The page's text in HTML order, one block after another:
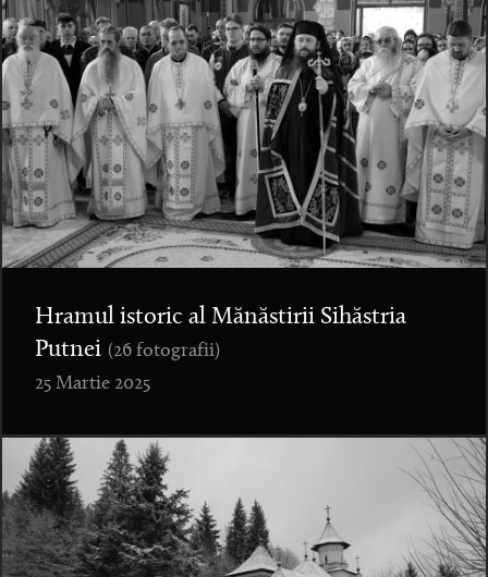
Hramul istoric al Mănăstirii Sihăstria
Putnei (26 fotografii)
25 Martie 2025